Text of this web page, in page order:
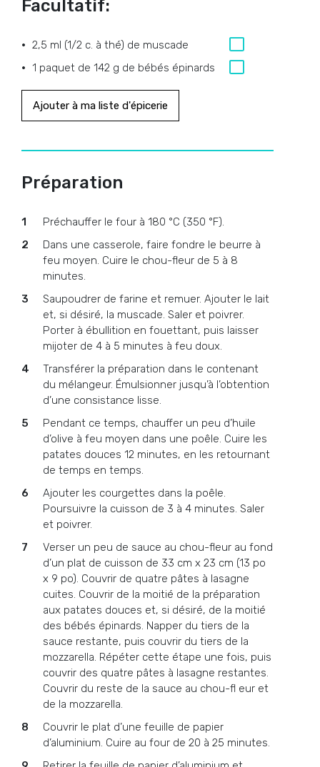
Facultatif:
2,5 ml (1/2 c. à thé) de muscade
1 paquet de 142 g de bébés épinards
Ajouter à ma liste d'épicerie
Préparation
Préchauffer le four à 180 °C (350 °F).
Dans une casserole, faire fondre le beurre à
feu moyen. Cuire le chou-fleur de 5 à 8
minutes.
Saupoudrer de farine et remuer. Ajouter le lait
et, si désiré, la muscade. Saler et poivrer.
Porter à ébullition en fouettant, puis laisser
mijoter de 4 à 5 minutes à feu doux.
Transférer la préparation dans le contenant
du mélangeur. Émulsionner jusqu’à l’obtention
d’une consistance lisse.
Pendant ce temps, chauffer un peu d’huile
d’olive à feu moyen dans une poêle. Cuire les
patates douces 12 minutes, en les retournant
de temps en temps.
Ajouter les courgettes dans la poêle.
Poursuivre la cuisson de 3 à 4 minutes. Saler
et poivrer.
Verser un peu de sauce au chou-fleur au fond
d’un plat de cuisson de 33 cm x 23 cm (13 po
x 9 po). Couvrir de quatre pâtes à lasagne
cuites. Couvrir de la moitié de la préparation
aux patates douces et, si désiré, de la moitié
des bébés épinards. Napper du tiers de la
sauce restante, puis couvrir du tiers de la
mozzarella. Répéter cette étape une fois, puis
couvrir des quatre pâtes à lasagne restantes.
Couvrir du reste de la sauce au chou-fl eur et
de la mozzarella.
Couvrir le plat d’une feuille de papier
d’aluminium. Cuire au four de 20 à 25 minutes.